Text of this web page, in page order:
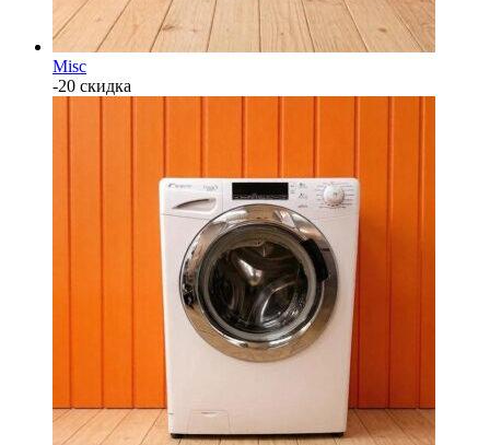
Misc
-20 скидка